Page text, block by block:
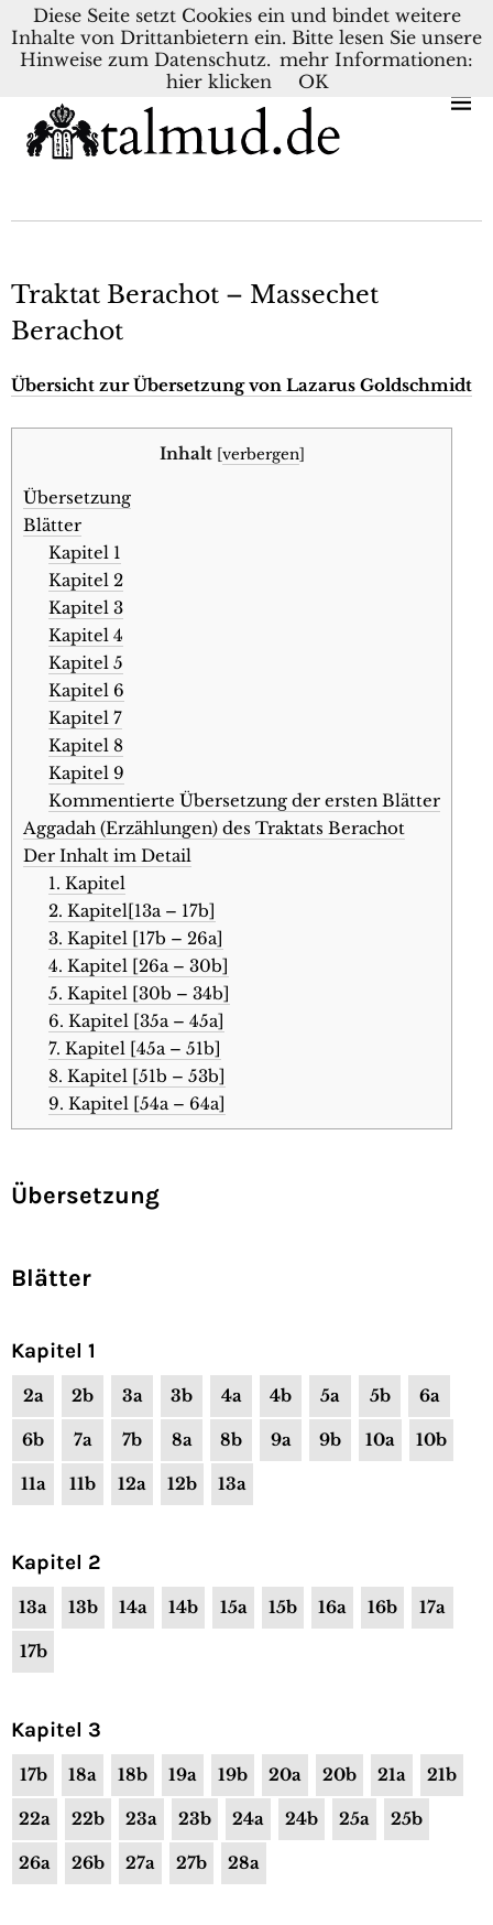
KONTAKT BLOG DEUTSCH NEDERLANDS
Traktat Berachot – Massechet
Berachot
Übersicht zur Übersetzung von Lazarus Goldschmidt
Inhalt [verbergen]
Übersetzung
Blätter
Kapitel 1
Kapitel 2
Kapitel 3
Kapitel 4
Kapitel 5
Kapitel 6
Kapitel 7
Kapitel 8
Kapitel 9
Kommentierte Übersetzung der ersten Blätter
Aggadah (Erzählungen) des Traktats Berachot
Der Inhalt im Detail
1. Kapitel
2. Kapitel[13a – 17b]
3. Kapitel [17b – 26a]
4. Kapitel [26a – 30b]
5. Kapitel [30b – 34b]
6. Kapitel [35a – 45a]
7. Kapitel [45a – 51b]
8. Kapitel [51b – 53b]
9. Kapitel [54a – 64a]
Übersetzung
Blätter
Kapitel 1
2a 2b 3a 3b 4a 4b 5a 5b 6a
6b 7a 7b 8a 8b 9a 9b 10a 10b
11a 11b 12a 12b 13a
Kapitel 2
13a 13b 14a 14b 15a 15b 16a 16b 17a
17b
Kapitel 3
17b 18a 18b 19a 19b 20a 20b 21a 21b
22a 22b 23a 23b 24a 24b 25a 25b
26a 26b 27a 27b 28a
Diese Seite setzt Cookies ein und bindet weitere
Inhalte von Drittanbietern ein. Bitte lesen Sie unsere
Hinweise zum Datenschutz. mehr Informationen:
hier klicken
OK